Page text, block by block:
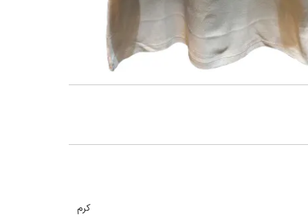
تصویر
کرم